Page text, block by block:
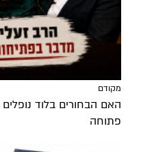
מקודם
האם הבחורים בלוד
פתוחה